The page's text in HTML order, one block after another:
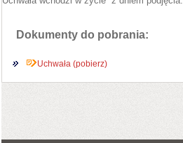
Dokumenty do pobrania:
Uchwała (pobierz)